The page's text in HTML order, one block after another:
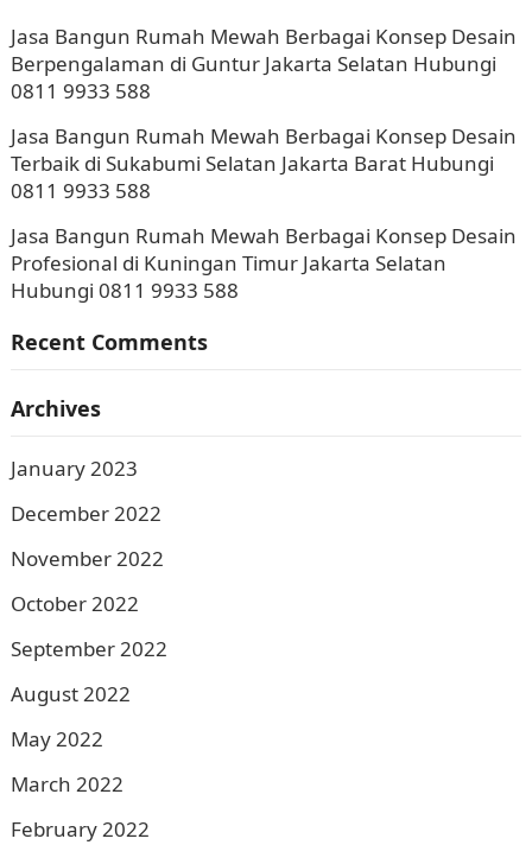
Jasa Bangun Rumah Mewah Berbagai Konsep Desain
Berpengalaman di Guntur Jakarta Selatan Hubungi
0811 9933 588
Jasa Bangun Rumah Mewah Berbagai Konsep Desain
Terbaik di Sukabumi Selatan Jakarta Barat Hubungi
0811 9933 588
Jasa Bangun Rumah Mewah Berbagai Konsep Desain
Profesional di Kuningan Timur Jakarta Selatan
Hubungi 0811 9933 588
Recent Comments
Archives
January 2023
December 2022
November 2022
October 2022
September 2022
August 2022
May 2022
March 2022
February 2022